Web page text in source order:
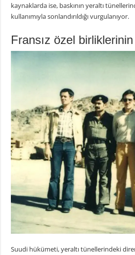
kaynaklarda ise, baskının yeraltı
kullanımıyla sonlandırıldığı vurgulanıyor.
Fransız özel
Suudi hükümeti, yeraltı tünellerindeki